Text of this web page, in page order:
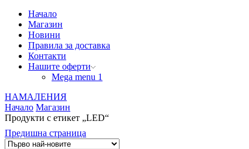
Начало
Магазин
Новини
Правила за доставка
Контакти
Нашите оферти
Mega menu 1
НАМАЛЕНИЯ
Начало Магазин
Продукти с етикет „LED“
Предишна страница